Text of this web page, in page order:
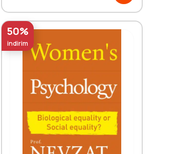
50%
indirim